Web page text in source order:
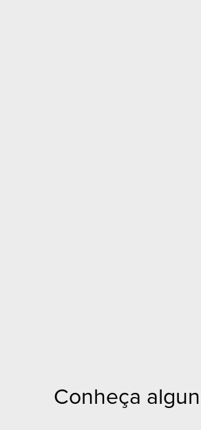
Conheça